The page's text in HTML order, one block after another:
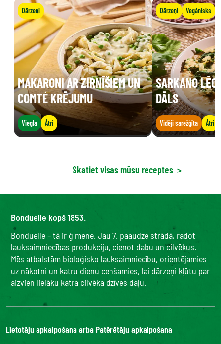
Dārzeņi
MAKARONI AR ZIRNĪŠIEM UN
COMTÉ KRĒJUMU
Viegla Ātri
Dārzeņi Vegānisks
SARKANO
DĀLS
Vidēji sarežģīta Ātri
Skatiet visas mūsu receptes >
Bonduelle kopš 1853.
Bonduelle – tā ir ģimene. Jau 7. paaudze strādā, radot
lauksaimniecības produkciju, cienot dabu un cilvēkus.
Mēs atbalstām bioloģisko lauksaimniecību, orientējamies
uz nākotni un katru dienu cenšamies, lai dārzeņi kļūtu par
aizvien lielāku katra cilvēka dzīves daļu.
Lietotāju apkalpošana arba Patērētāju apkalpošana